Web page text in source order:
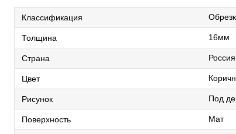
Классификация
Толщина 16мм
Страна Россия
Цвет
Рисунок Под
Поверхность Мат